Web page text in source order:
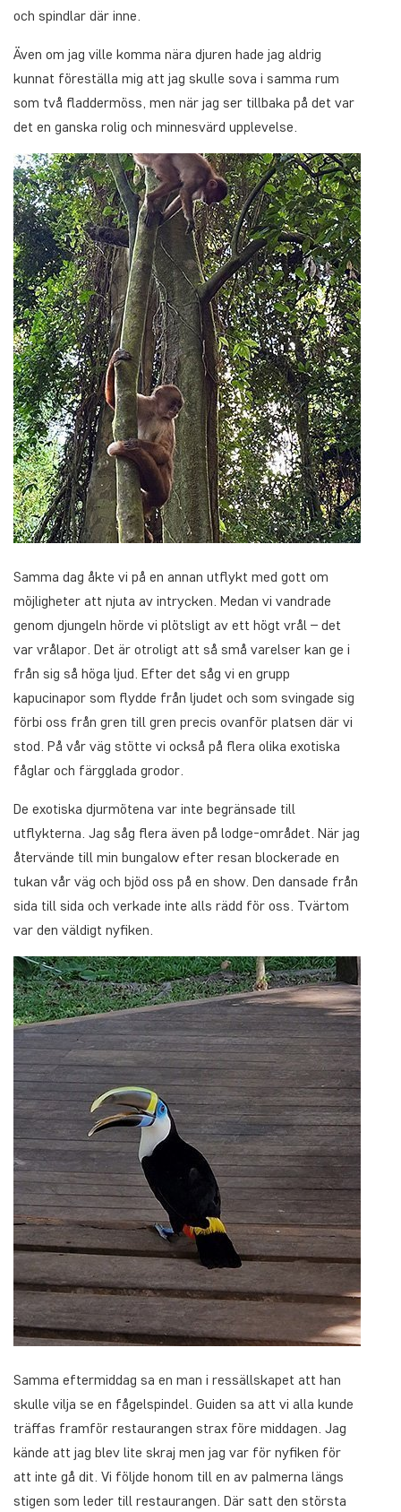
och spindlar där inne.
Även om jag ville komma nära djuren hade jag aldrig
kunnat föreställa mig att jag skulle sova i samma rum
som två fladdermöss, men när jag ser tillbaka på det var
det en ganska rolig och minnesvärd upplevelse.
Samma dag åkte vi på en annan utflykt med gott om
möjligheter att njuta av intrycken. Medan vi vandrade
genom djungeln hörde vi plötsligt av ett högt vrål – det
var vrålapor. Det är otroligt att så små varelser kan ge i
från sig så höga ljud. Efter det såg vi en grupp
kapucinapor som flydde från ljudet och som svingade sig
förbi oss från gren till gren precis ovanför platsen där vi
stod. På vår väg stötte vi också på flera olika exotiska
fåglar och färgglada grodor.
De exotiska djurmötena var inte begränsade till
utflykterna. Jag såg flera även på lodge-området. När jag
återvände till min bungalow efter resan blockerade en
tukan vår väg och bjöd oss på en show. Den dansade från
sida till sida och verkade inte alls rädd för oss. Tvärtom
var den väldigt nyfiken.
Samma eftermiddag sa en man i ressällskapet att han
skulle vilja se en fågelspindel. Guiden sa att vi alla kunde
träffas framför restaurangen strax före middagen. Jag
kände att jag blev lite skraj men jag var för nyfiken för
att inte gå dit. Vi följde honom till en av palmerna längs
stigen som leder till restaurangen. Där satt den största